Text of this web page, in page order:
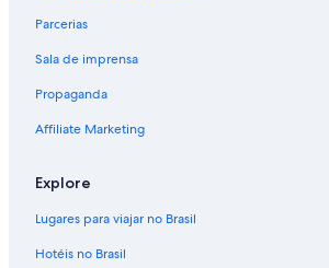
Parcerias
Sala de imprensa
Propaganda
Affiliate Marketing
Explore
Lugares para viajar no Brasil
Hotéis no Brasil